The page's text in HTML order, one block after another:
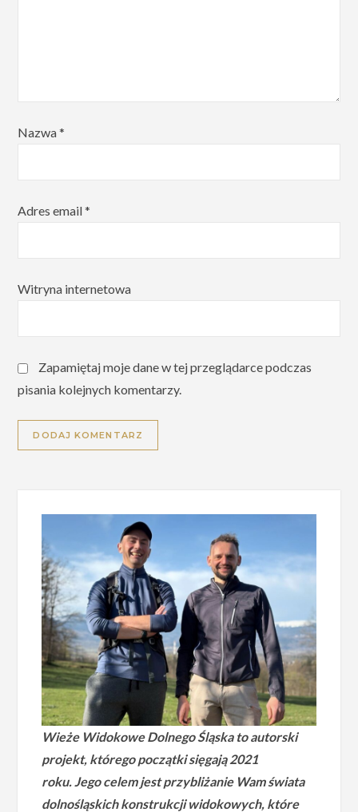
Nazwa*
Adres email*
Witryna internetowa
Zapamiętaj moje dane w tej przeglądarce podczas
pisania kolejnych komentarzy.
Wieże Widokowe Dolnego Śląska to autorski
projekt, którego początki sięgają 2021
roku.Jego celem jest przybliżanie Wam świata
dolnośląskich konstrukcji widokowych, które